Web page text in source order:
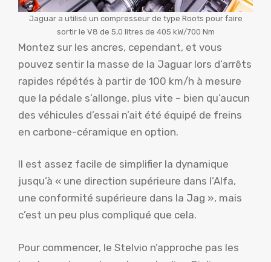
Jaguar a utilisé un compresseur de type Roots pour faire
sortir le V8 de 5,0 litres de 405 kW/700 Nm
Montez sur les ancres, cependant, et vous
pouvez sentir la masse de la Jaguar lors d’arrêts
rapides répétés à partir de 100 km/h à mesure
que la pédale s’allonge, plus vite – bien qu’aucun
des véhicules d’essai n’ait été équipé de freins
en carbone-céramique en option.
Il est assez facile de simplifier la dynamique
jusqu’à « une direction supérieure dans l’Alfa,
une conformité supérieure dans la Jag », mais
c’est un peu plus compliqué que cela.
Pour commencer, le Stelvio n’approche pas les